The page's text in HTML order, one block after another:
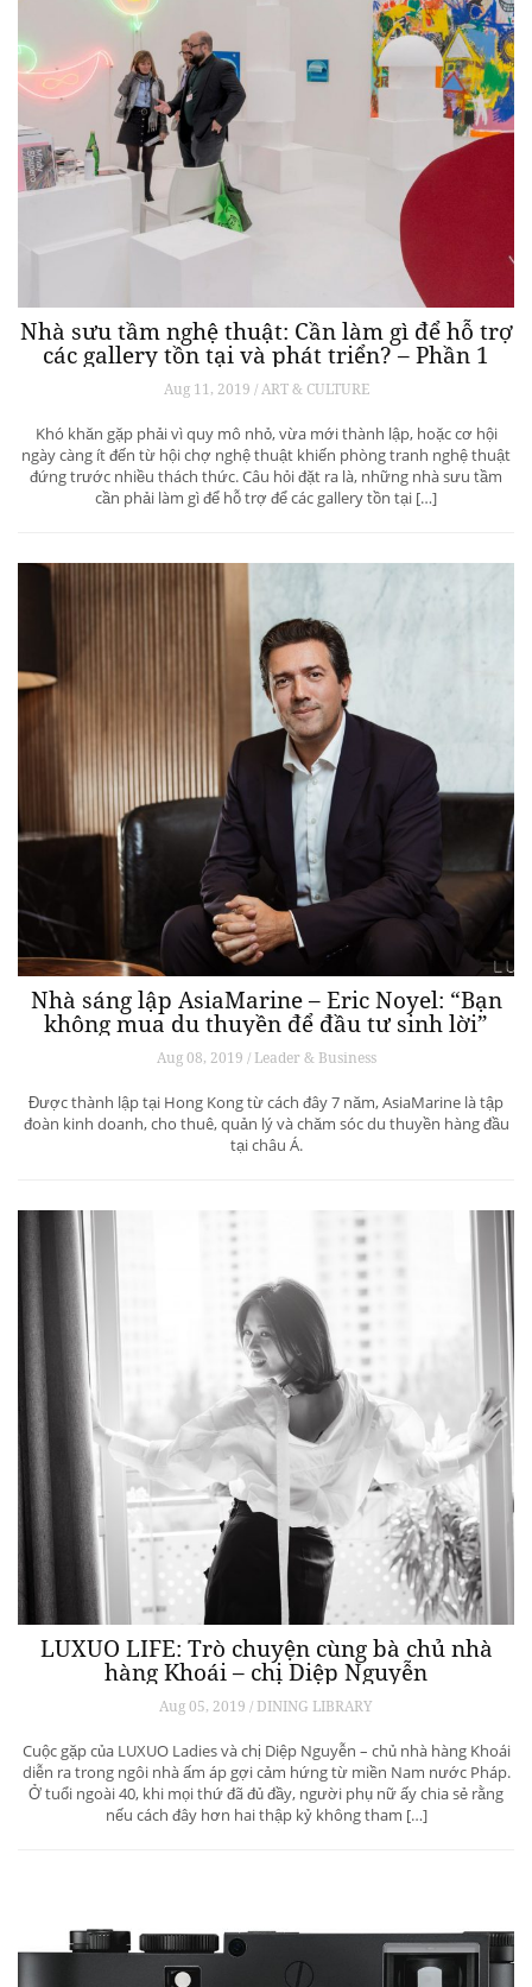
Nhà sưu tầm nghệ thuật: Cần làm gì để hỗ trợ
các gallery tồn tại và phát triển? – Phần 1
Aug 11, 2019 / ART & CULTURE
Khó khăn gặp phải vì quy mô nhỏ, vừa mới thành lập, hoặc cơ hội
ngày càng ít đến từ hội chợ nghệ thuật khiến phòng tranh nghệ thuật
đứng trước nhiều thách thức. Câu hỏi đặt ra là, những nhà sưu tầm
cần phải làm gì để hỗ trợ để các gallery tồn tại […]
Nhà sáng lập AsiaMarine – Eric Noyel: “Bạn
không mua du thuyền để đầu tư sinh lời”
Aug 08, 2019 / Leader & Business
Được thành lập tại Hong Kong từ cách đây 7 năm, AsiaMarine là tập
đoàn kinh doanh, cho thuê, quản lý và chăm sóc du thuyền hàng đầu
tại châu Á.
LUXUO LIFE: Trò chuyện cùng bà chủ nhà
hàng Khoái – chị Diệp Nguyễn
Aug 05, 2019 / DINING LIBRARY
Cuộc gặp của LUXUO Ladies và chị Diệp Nguyễn – chủ nhà hàng Khoái
diễn ra trong ngôi nhà ấm áp gợi cảm hứng từ miền Nam nước Pháp.
Ở tuổi ngoài 40, khi mọi thứ đã đủ đầy, người phụ nữ ấy chia sẻ rằng
nếu cách đây hơn hai thập kỷ không tham […]